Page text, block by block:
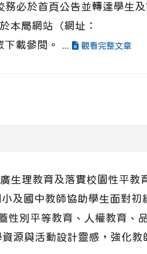
必於首頁公告並轉達學生
本局網站（網址：
載參閱。 ... 觀看完整文章
生理教育及落實校園性平教
及國中教師協助學生面對初
性別平等教育、人權教育、
源與活動設計靈感，強化教